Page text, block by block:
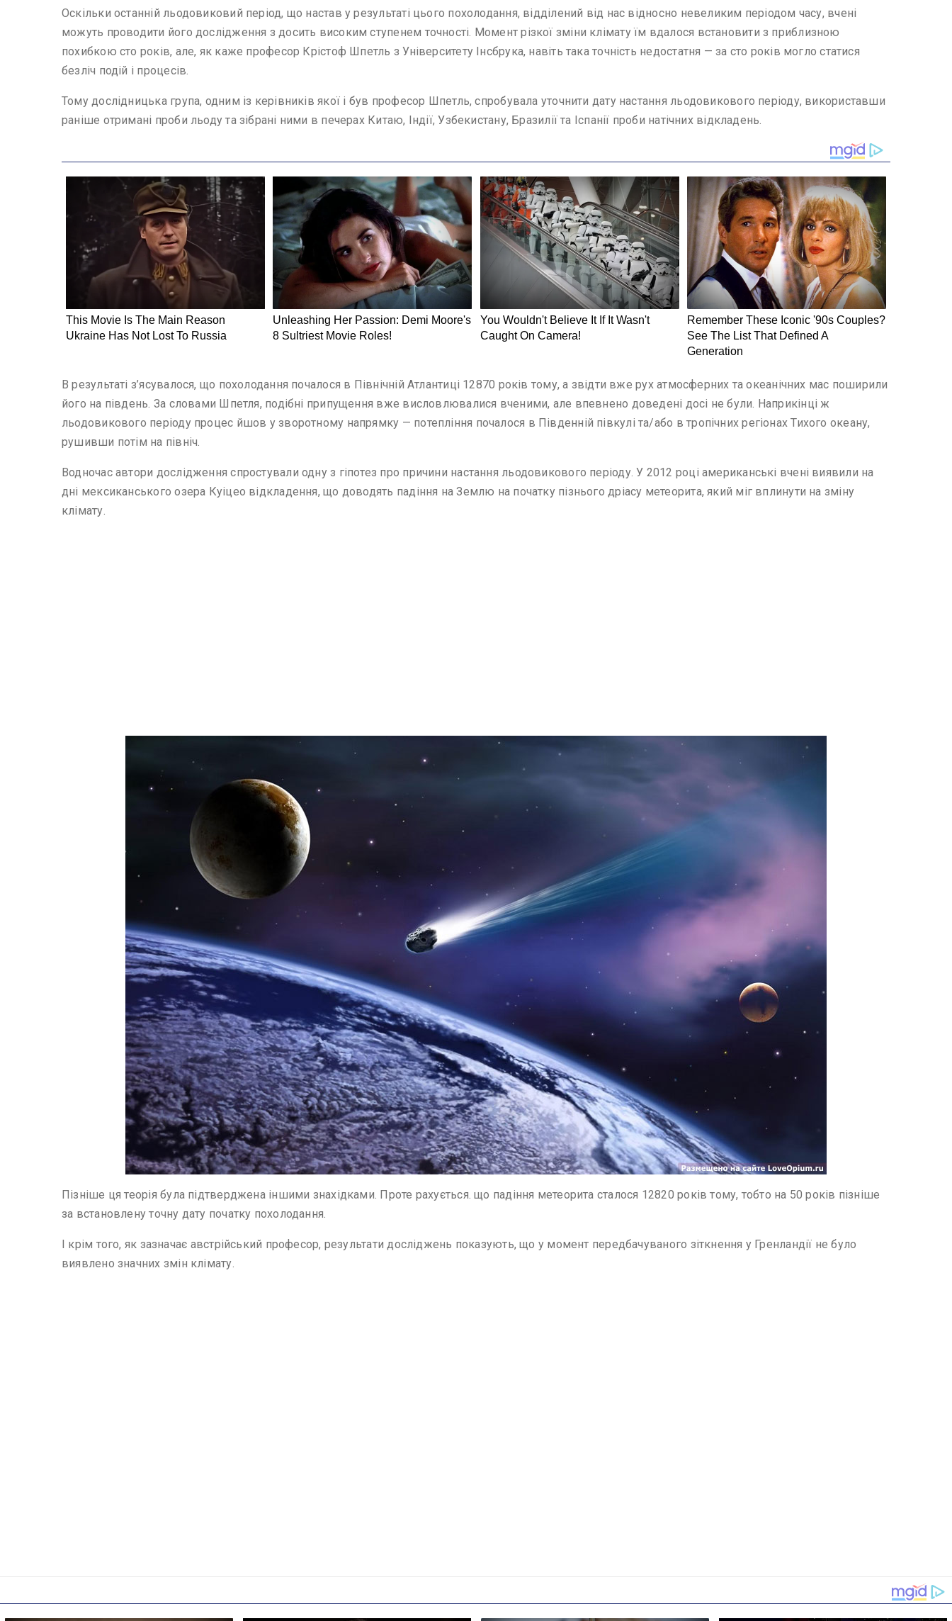
Оскільки останній льодовиковий період, що настав у результаті цього похолодання, відділений від нас відносно невеликим періодом часу, вчені
можуть проводити його дослідження з досить високим ступенем точності. Момент різкої зміни клімату їм вдалося встановити з приблизною
похибкою сто років, але, як каже професор Крістоф Шпетль з Університету Інсбрука, навіть така точність недостатня — за сто років могло статися
безліч подій і процесів.
Тому дослідницька група, одним із керівників якої і був професор Шпетль, спробувала уточнити дату настання льодовикового періоду, використавши
раніше отримані проби льоду та зібрані ними в печерах Китаю, Індії, Узбекистану, Бразилії та Іспанії проби натічних відкладень.
В результаті з’ясувалося, що похолодання почалося в Північній Атлантиці 12870 років тому, а звідти вже рух атмосферних та океанічних мас поширили
його на південь. За словами Шпетля, подібні припущення вже висловлювалися вченими, але впевнено доведені досі не були. Наприкінці ж
льодовикового періоду процес йшов у зворотному напрямку — потепління почалося в Південній півкулі та/або в тропічних регіонах Тихого океану,
рушивши потім на північ.
Водночас автори дослідження спростували одну з гіпотез про причини настання льодовикового періоду. У 2012 році американські вчені виявили на
дні мексиканського озера Куіцео відкладення, що доводять падіння на Землю на початку пізнього дріасу метеорита, який міг вплинути на зміну
клімату.
Пізніше ця теорія була підтверджена іншими знахідками. Проте рахується. що падіння метеорита сталося 12820 років тому, тобто на 50 років пізніше
за встановлену точну дату початку похолодання.
І крім того, як зазначає австрійський професор, результати досліджень показують, що у момент передбачуваного зіткнення у Гренландії не було
виявлено значних змін клімату.